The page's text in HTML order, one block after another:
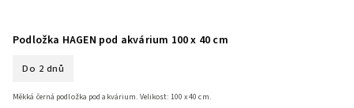
Podložka HAGEN pod akvárium 100 x 40 cm
Do 2 dnů
Měkká černá podložka pod akvárium. Velikost: 100 x 40 cm.